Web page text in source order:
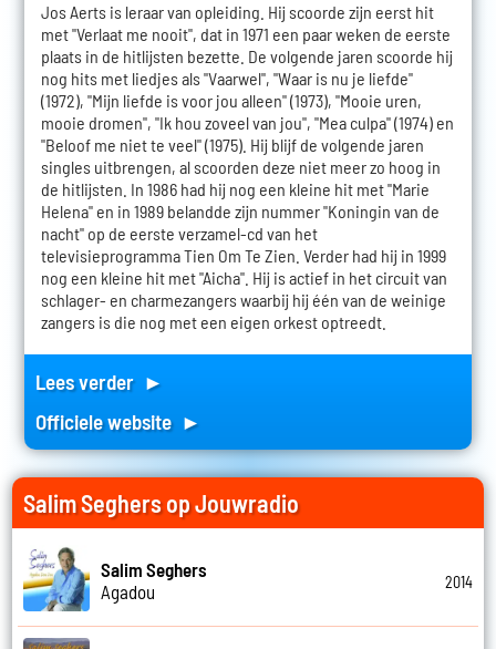
Jos Aerts is leraar van opleiding. Hij scoorde zijn eerst hit
met "Verlaat me nooit", dat in 1971 een paar weken de eerste
plaats in de hitlijsten bezette. De volgende jaren scoorde hij
nog hits met liedjes als "Vaarwel", "Waar is nu je liefde"
(1972), "Mijn liefde is voor jou alleen" (1973), "Mooie uren,
mooie dromen", "Ik hou zoveel van jou", "Mea culpa" (1974) en
"Beloof me niet te veel" (1975). Hij blijf de volgende jaren
singles uitbrengen, al scoorden deze niet meer zo hoog in
de hitlijsten. In 1986 had hij nog een kleine hit met "Marie
Helena" en in 1989 belandde zijn nummer "Koningin van de
nacht" op de eerste verzamel-cd van het
televisieprogramma Tien Om Te Zien. Verder had hij in 1999
nog een kleine hit met "Aicha". Hij is actief in het circuit van
schlager- en charmezangers waarbij hij één van de weinige
zangers is die nog met een eigen orkest optreedt.
Lees verder ►
Officiele website ►
Salim Seghers op Jouwradio
Salim Seghers
Agadou
2014